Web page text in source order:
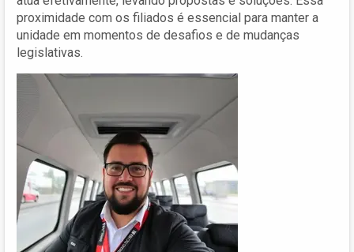
proximidade com os filiados é essencial para manter a
unidade em momentos de desafios e de mudanças
legislativas.